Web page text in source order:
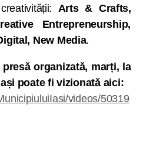
Arts & Crafts,
Entrepreneurship,
New Media.
organizată, marți, la
poate fi vizionată aici:
videos/50319